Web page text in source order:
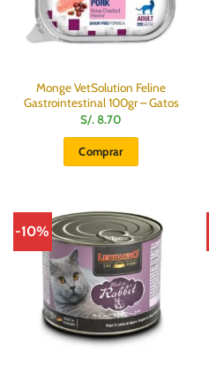
en
la
página
producto
Monge VetSolution Feline
Gastrointestinal 100gr – Gatos
S/.8.70
Comprar
-10%